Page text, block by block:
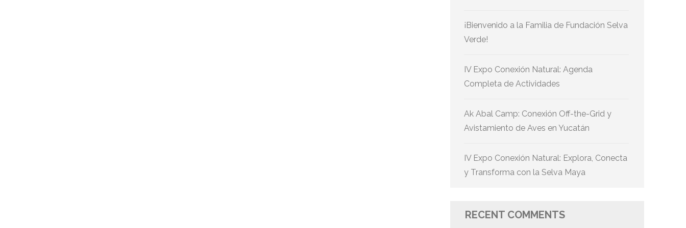
¡Bienvenido a la Familia de Fundación Selva
Verde!
IV Expo Conexión Natural: Agenda
Completa de Actividades
Ak Abal Camp: Conexión Off-the-Grid y
Avistamiento de Aves en Yucatán
IV Expo Conexión Natural: Explora, Conecta
y Transforma con la Selva Maya
RECENT COMMENTS